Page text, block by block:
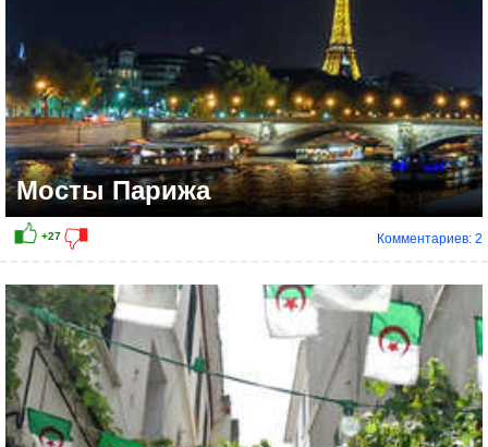
Мосты Парижа
Комментариев: 2